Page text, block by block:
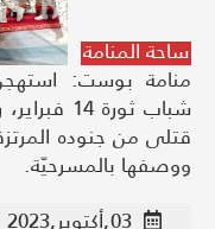
ساحة المنامة
منامة بوست:
شباب ثورة
قتلى من جنوده
ووصفها بالمسرحيّة.
03,أكتوبر,2023 |